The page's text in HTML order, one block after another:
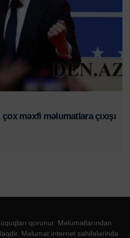
məxfi məlumatlara çıxışı
qorunur. Məlumatlarından
Məlumat internet səhifələrində